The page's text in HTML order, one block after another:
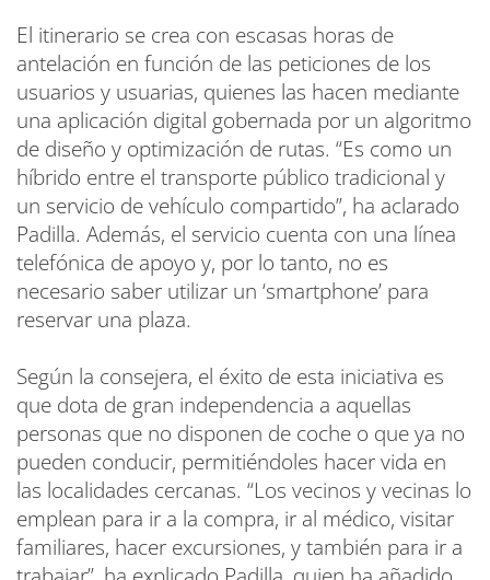
El itinerario se crea con escasas horas de
antelación en función de las peticiones de los
usuarios y usuarias, quienes las hacen mediante
una aplicación digital gobernada por un algoritmo
de diseño y optimización de rutas. “Es como un
híbrido entre el transporte público tradicional y
un servicio de vehículo compartido”, ha aclarado
Padilla. Además, el servicio cuenta con una línea
telefónica de apoyo y, por lo tanto, no es
necesario saber utilizar un ‘smartphone’ para
reservar una plaza.
Según la consejera, el éxito de esta iniciativa es
que dota de gran independencia a aquellas
personas que no disponen de coche o que ya no
pueden conducir, permitiéndoles hacer vida en
las localidades cercanas. “Los vecinos y vecinas lo
emplean para ir a la compra, ir al médico, visitar
familiares, hacer excursiones, y también para ir a